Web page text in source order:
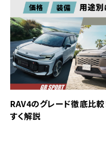
RAV4のグレード徹底比較
すく解説